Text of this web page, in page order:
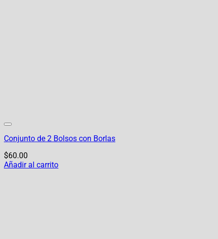
Conjunto de 2 Bolsos con Borlas
$60.00
Añadir al carrito